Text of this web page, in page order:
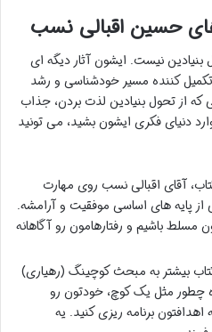
حسین اقبالی نسب
نیست. ایشون آثار دیگه ای
کننده مسیر خودشناسی و رشد
از تحول بنیادین لذت بردن، جذاب
دنیای فکری ایشون بشید، می تونید
آقای اقبالی نسب روی مهارت
از پایه های اساسی موفقیت و آرامشه.
مسلط باشیم و رفتارهامون رو آگاهانه
بیشتر به مبحث کوچینگ (رهیاری)
چطور مثل یک کوچ، خودتون رو
برنامه ریزی کنید. یه